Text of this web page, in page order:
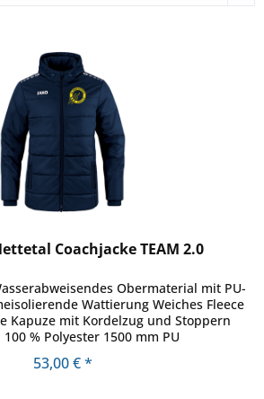
Coachjacke TEAM 2.0
Obermaterial mit PU-
Wattierung Weiches Fleece
Kapuze mit Kordelzug und Stoppern
% Polyester 1500 mm PU
53,00 € *